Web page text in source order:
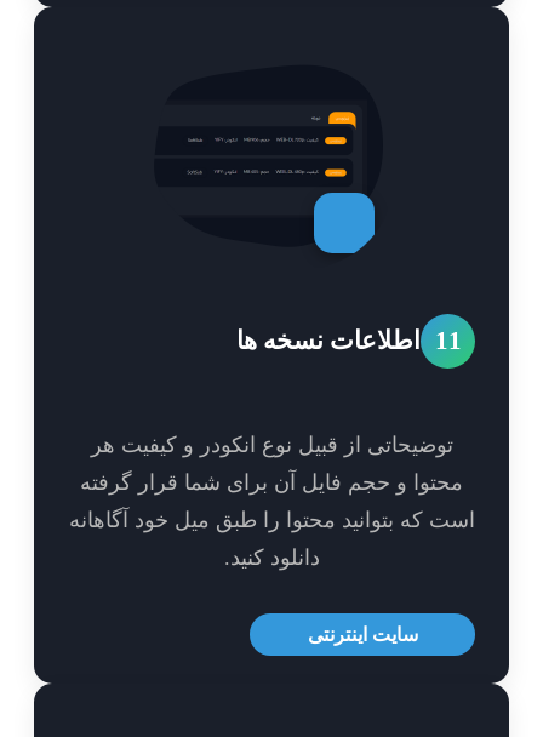
اطلاعات نسخه ها
توضیحاتی از قبیل نوع انکودر و کیفیت هر
و حجم فایل آن برای شما قرار گرفته
که بتوانید محتوا را طبق میل خود آگاهانه
دانلود کنید.
سایت اینترنتی